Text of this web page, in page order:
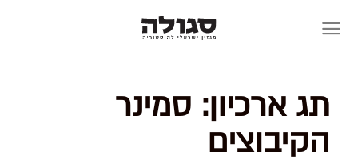
תג ארכיון: סמינר
הקיבוצים